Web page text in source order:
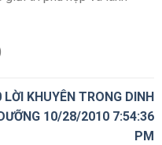
LỜI KHUYÊN TRONG DINH
DƯỠNG 10/28/2010 7:54:36
PM